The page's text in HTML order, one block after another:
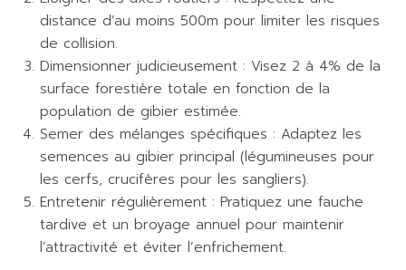
distance d’au moins 500m pour limiter les risques
de collision.
Dimensionner judicieusement : Visez 2 à 4% de la
surface forestière totale en fonction de la
population de gibier estimée.
Semer des mélanges spécifiques : Adaptez les
semences au gibier principal (légumineuses pour
les cerfs, crucifères pour les sangliers).
Entretenir régulièrement : Pratiquez une fauche
tardive et un broyage annuel pour maintenir
l’attractivité et éviter l’enfrichement.